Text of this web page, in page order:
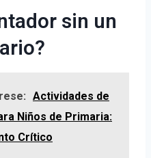
sin un
Actividades de
Niños de Primaria:
Crítico